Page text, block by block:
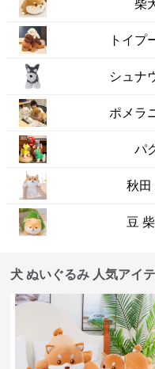
柴
トイプ
シュナ
ポメラ
パ
秋田
豆
犬 ぬいぐるみ 人気アイ